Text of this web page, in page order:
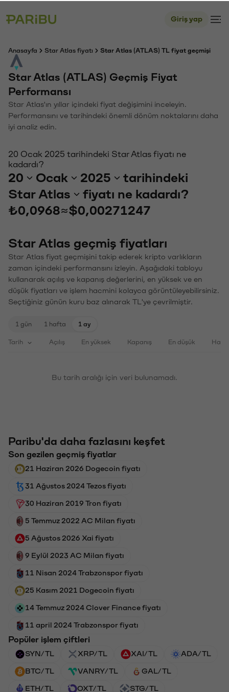
Giriş yap
Anasayfa Star Atlas fiyatı Star Atlas (ATLAS) TL fiyat geçmişi
Star Atlas (ATLAS) Geçmiş Fiyat
Performansı
Star Atlas'ın yıllar içindeki fiyat değişimini inceleyin.
Performansını ve tarihindeki önemli dönüm noktalarını daha
iyi analiz edin.
20 Ocak 2025 tarihindeki Star Atlas fiyatı ne
kadardı?
20 Ocak 2025
tarihindeki
Star Atlas
fiyatı ne kadardı?
₺0,0968≈$0,00271247
Star Atlas geçmiş fiyatları
Star Atlas fiyat geçmişini takip ederek kripto varlıkların
zaman içindeki performansını izleyin. Aşağıdaki tabloyu
kullanarak açılış ve kapanış değerlerini, en yüksek ve en
düşük fiyatları ve işlem hacmini kolayca görüntüleyebilirsiniz.
Seçtiğiniz günün kuru baz alınarak TL'ye çevrilmiştir.
1 gün 1 hafta 1 ay
Tarih Açılış En yüksek Kapanış En düşük
Bu tarih aralığı için veri bulunamadı.
Paribu'da daha fazlasını keşfet
Son gezilen geçmiş fiyatlar
21 Haziran 2026 Dogecoin fiyatı
31 Ağustos 2024 Tezos fiyatı
30 Haziran 2019 Tron fiyatı
5 Temmuz 2022 AC Milan fiyatı
5 Ağustos 2026 Xai fiyatı
9 Eylül 2023 AC Milan fiyatı
11 Nisan 2024 Trabzonspor fiyatı
25 Kasım 2021 Dogecoin fiyatı
14 Temmuz 2024 Clover Finance fiyatı
11 april 2024 Trabzonspor fiyatı
Popüler işlem çiftleri
SYN/TL XRP/TL XAI/TL ADA/TL
BTC/TL VANRY/TL GAL/TL
ETH/TL OXT/TL STG/TL